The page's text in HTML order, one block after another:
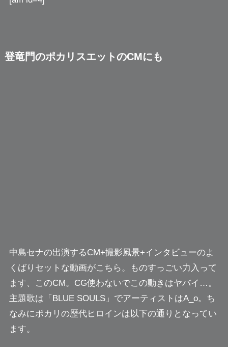
登竜門のポカリスエットのCMにも
中島セナの出演するCM+撮影風景+インタビューのよ
くばりセットな動画がこちら。ものすっごい力入って
ます、このCM。 CG使わないでこの動きはヤバイ…。
主題歌は「BLUE SOULS」でアーティストはA_o。ち
なみにポカリの歴代ヒロインは以下の通りとなってい
ます。